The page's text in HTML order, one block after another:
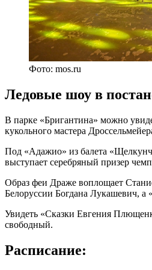
Фото: mos.ru
Ледовые шоу в
В парке «Бригантина» можно
кукольного мастера
Под «Адажио» из балета
выступает серебряный призер
Образ феи Драже воплощает
Белоруссии Богдана Лукашевич, а
Увидеть «Сказки Евгения
свободный.
Расписание: